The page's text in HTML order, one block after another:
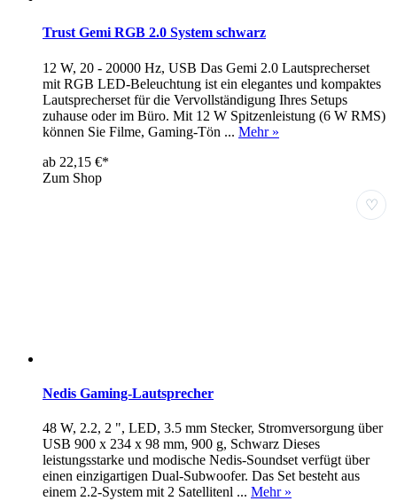
Trust Gemi RGB 2.0 System schwarz
12 W, 20 - 20000 Hz, USB Das Gemi 2.0 Lautsprecherset
mit RGB LED-Beleuchtung ist ein elegantes und kompaktes
Lautsprecherset für die Vervollständigung Ihres Setups
zuhause oder im Büro. Mit 12 W Spitzenleistung (6 W RMS)
können Sie Filme, Gaming-Tön ... Mehr »
ab 22,15 €*
Zum Shop
♡
Nedis Gaming-Lautsprecher
48 W, 2.2, 2 ", LED, 3.5 mm Stecker, Stromversorgung über
USB 900 x 234 x 98 mm, 900 g, Schwarz Dieses
leistungsstarke und modische Nedis-Soundset verfügt über
einen einzigartigen Dual-Subwoofer. Das Set besteht aus
einem 2.2-System mit 2 Satellitenl ... Mehr »